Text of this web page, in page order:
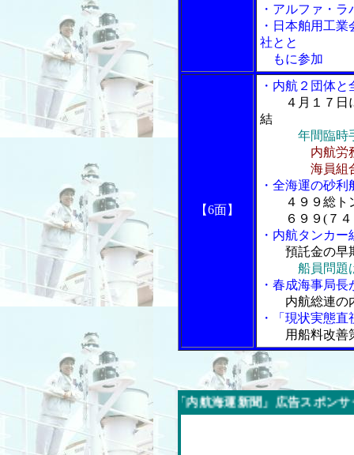
・アルファ・
・日本舶用工
社とと
もに参加
【6面】
・内航２団体
４月１７日
結
年間臨時
内航労
海員組合の
・全海運の砂
４９９総ト
６９９(７４
・内航タンカ
預託金の早
船員問題
・春成海事局
内航総連の
・「現状実態
用船料改善
今週の「内航海運新聞」広告スポンサー企業